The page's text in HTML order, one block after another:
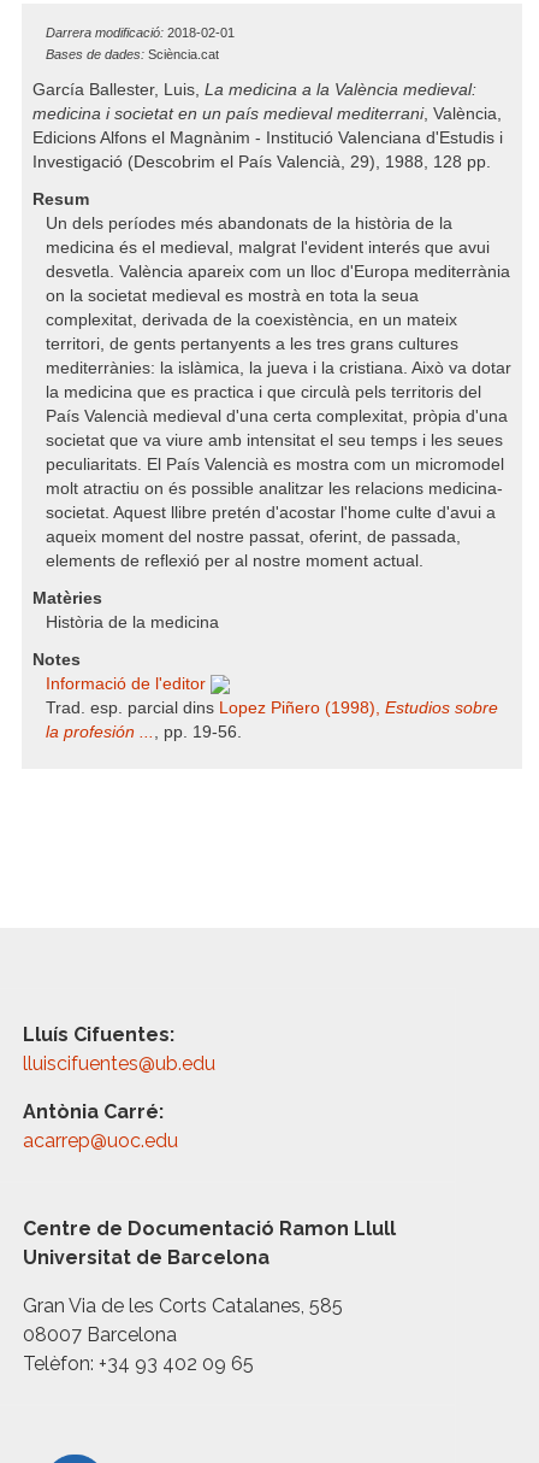
Darrera modificació: 2018-02-01
Bases de dades: Sciència.cat
García Ballester, Luis, La medicina a la València medieval:
medicina i societat en un país medieval mediterrani, València,
Edicions Alfons el Magnànim - Institució Valenciana d'Estudis i
Investigació (Descobrim el País Valencià, 29), 1988, 128 pp.
Resum
Un dels períodes més abandonats de la història de la
medicina és el medieval, malgrat l'evident interés que avui
desvetla. València apareix com un lloc d'Europa mediterrània
on la societat medieval es mostrà en tota la seua
complexitat, derivada de la coexistència, en un mateix
territori, de gents pertanyents a les tres grans cultures
mediterrànies: la islàmica, la jueva i la cristiana. Això va dotar
la medicina que es practica i que circulà pels territoris del
País Valencià medieval d'una certa complexitat, pròpia d'una
societat que va viure amb intensitat el seu temps i les seues
peculiaritats. El País Valencià es mostra com un micromodel
molt atractiu on és possible analitzar les relacions medicina-
societat. Aquest llibre pretén d'acostar l'home culte d'avui a
aqueix moment del nostre passat, oferint, de passada,
elements de reflexió per al nostre moment actual.
Matèries
Història de la medicina
Notes
Informació de l'editor
Trad. esp. parcial dins Lopez Piñero (1998), Estudios sobre
la profesión ... , pp. 19-56.
Lluís Cifuentes:
lluiscifuentes@ub.edu
Antònia Carré:
acarrep@uoc.edu
Centre de Documentació Ramon Llull
Universitat de Barcelona
Gran Via de les Corts Catalanes, 585
08007 Barcelona
Telèfon: +34 93 402 09 65